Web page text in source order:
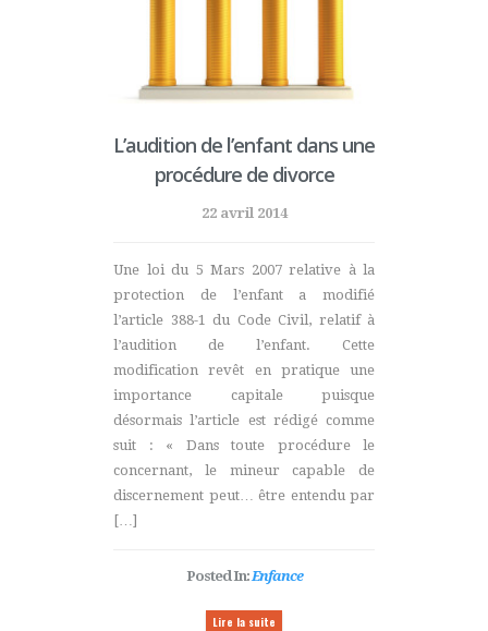
L’audition de l’enfant dans une
procédure de divorce
22 avril 2014
Une loi du 5 Mars 2007 relative à la
protection de l’enfant a modifié
l’article 388-1 du Code Civil, relatif à
l’audition de l’enfant. Cette
modification revêt en pratique une
importance capitale puisque
désormais l’article est rédigé comme
suit : « Dans toute procédure le
concernant, le mineur capable de
discernement peut… être entendu par
[…]
Posted In: Enfance
Lire la suite